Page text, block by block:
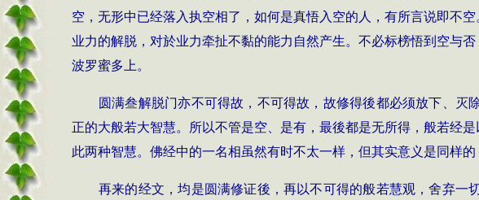
空，无形中已经落入执空相了，如何是真悟入空的人，有所言说即不
业力的解脱，对於业力牵扯不黏的能力自然产生。不必标榜悟到空与
波罗蜜多上。
圆满叁解脱门亦不可得故，不可得故，故修得後都必须放下、
正的大般若大智慧。所以不管是空、是有，最後都是无所得，般若经
此两种智慧。佛经中的一名相虽然有时不太一样，但其实意义是同样的
再来的经文，均是圆满修证後，再以不可得的般若慧观，舍弃